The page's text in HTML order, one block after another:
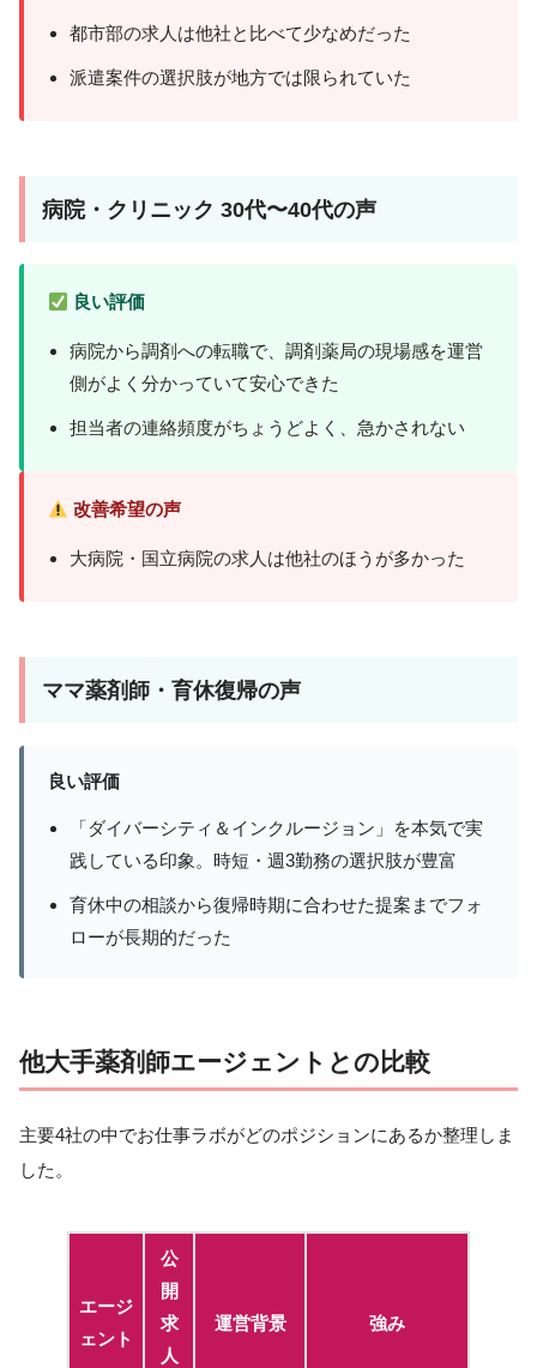
都市部の求人は他社と比べて少なめだった
派遣案件の選択肢が地方では限られていた
病院・クリニック 30代〜40代の声
良い評価
病院から調剤への転職で、調剤薬局の現場感を運営
側がよく分かっていて安心できた
担当者の連絡頻度がちょうどよく、急かされない
改善希望の声
大病院・国立病院の求人は他社のほうが多かった
ママ薬剤師・育休復帰の声
良い評価
「ダイバーシティ＆インクルージョン」を本気で実
践している印象。時短・週3勤務の選択肢が豊富
育休中の相談から復帰時期に合わせた提案までフォ
ローが長期的だった
他大手薬剤師エージェントとの比較
主要4社の中でお仕事ラボがどのポジションにあるか整理しま
した。
エージ
ェント
公
開
求
人
運営背景 強み